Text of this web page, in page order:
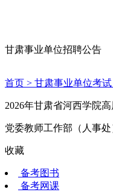
甘肃事业单位招聘公告
首页 > 甘肃事业单位考
2026年甘肃省河西学院
党委教师工作部（人事处
收藏
备考图书
备考网课